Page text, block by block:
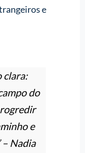
e
clara:
do
e
– Nadia